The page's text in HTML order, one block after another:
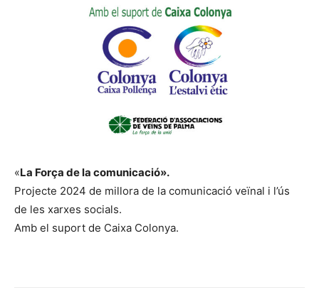
«La Força de la comunicació».
Projecte 2024 de millora de la comunicació veïnal i l’ús
de les xarxes socials.
Amb el suport de Caixa Colonya.